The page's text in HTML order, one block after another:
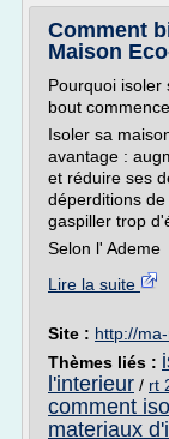
Comment
Maison
Pourquoi isoler
bout
Isoler sa
avantage :
et réduire ses
déperditions
gaspiller trop
Selon l' Ademe
Lire la suite
Site : http://
Thèmes liés :
l'interieur / rt
comment
materiaux